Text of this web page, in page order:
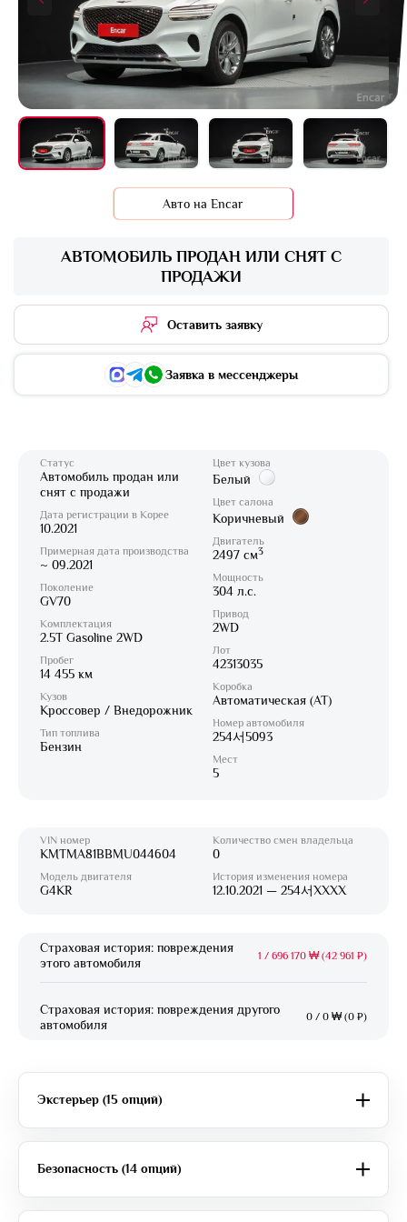
АВТОМОБИЛЬ ПРОДАН ИЛИ СНЯТ С
ПРОДАЖИ
Оставить заявку
Заявка в мессенджеры
Статус
Автомобиль продан или
снят с продажи
Дата регистрации в Корее
10.2021
Примерная дата производства
~ 09.2021
Поколение
GV70
Комплектация
2.5T Gasoline 2WD
Пробег
14 455 км
Кузов
Кроссовер / Внедорожник
Тип топлива
Бензин
Цвет кузова
Белый
Цвет салона
Коричневый
Двигатель
2497 см3
Мощность
304 л.с.
Привод
2WD
Лот
42313035
Коробка
Автоматическая (AT)
Номер автомобиля
254서5093
Мест
5
VIN номер
KMTMA81BBMU044604
Модель двигателя
G4KR
Количество смен владельца
0
История изменения номера
12.10.2021 — 254서XXXX
Страховая история: повреждения
этого автомобиля
1 / 696 170 ₩ (42 961 ₽)
Страховая история: повреждения другого
автомобиля
0 / 0 ₩ (0 ₽)
Авто на Encar
Экстерьер (15 опций)
Безопасность (14 опций)